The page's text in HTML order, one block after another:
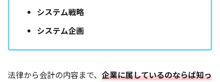
システム戦略
システム企画
法律から会計の内容まで、 企業に属しているのならば知っ